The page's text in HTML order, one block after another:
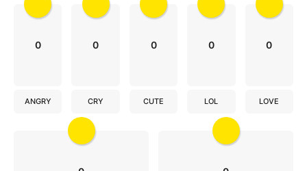
0
ANGRY
0
CRY
0
CUTE
0
LOL
0
LOVE